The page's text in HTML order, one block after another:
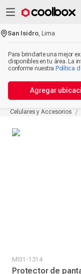
San Isidro ,Lima
Para brindarte una mejor
disponibles en tu área. La
conforme nuestra Política
Agregar
Celulares y Accesorios
MI01-1314
Protector de